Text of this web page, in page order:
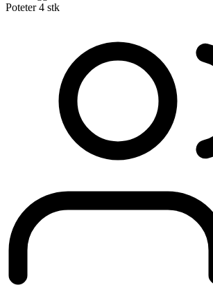
Poteter 4 stk